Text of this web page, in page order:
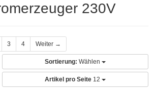
230V
3 4 Weiter →
Sortierung: Wählen
Artikel pro Seite 12